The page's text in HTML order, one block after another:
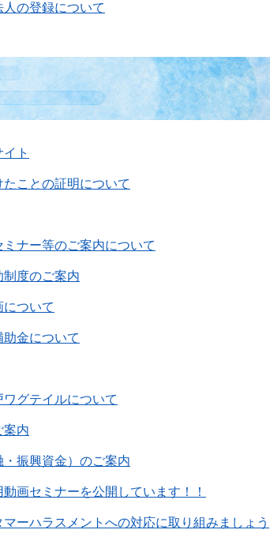
の登録について
ト
ことの証明について
ナー等のご案内について
度のご案内
ついて
金について
グテイルについて
案内
振興資金）のご案内
画セミナーを公開しています！！
マーハラスメントへの対応に取り組みましょう